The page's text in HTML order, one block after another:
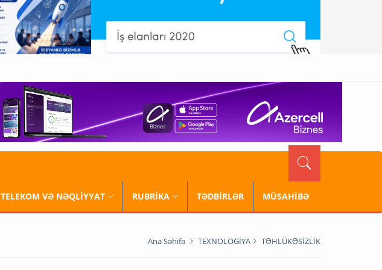
TELEKOM VƏ NƏQLİYYAT RUBRİKA TƏDBİRLƏR MÜSAHİBƏ
Ana Səhifə TEXNOLOGİYA TƏHLÜKƏSİZLİK